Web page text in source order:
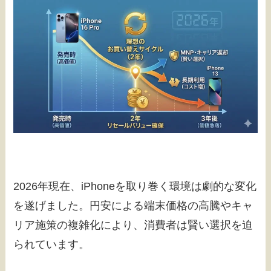
2026年現在、iPhoneを取り巻く環境は劇的な変化
を遂げました。円安による端末価格の高騰やキャ
リア施策の複雑化により、消費者は賢い選択を迫
られています。